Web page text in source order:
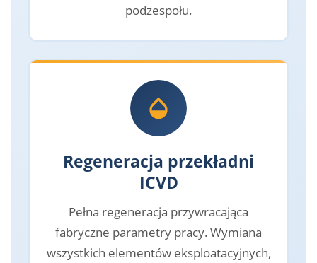
podzespołu.
Regeneracja przekładni
ICVD
Pełna regeneracja przywracająca
fabryczne parametry pracy. Wymiana
wszystkich elementów eksploatacyjnych,